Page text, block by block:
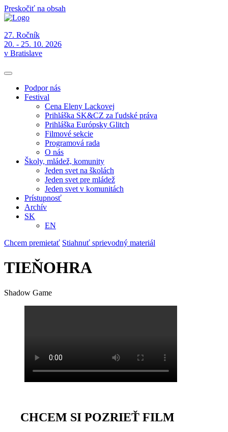
Preskočiť na obsah
27. Ročník
20. - 25. 10. 2026
v Bratislave
Podpor nás
Festival
Cena Eleny Lackovej
Prihláška SK&CZ za ľudské práva
Prihláška Európsky Glitch
Filmové sekcie
Programová rada
O nás
Školy, mládež, komunity
Jeden svet na školách
Jeden svet pre mládež
Jeden svet v komunitách
Prístupnosť
Archív
SK
EN
Chcem premietať Stiahnuť sprievodný materiál
TIEŇOHRA
Shadow Game
CHCEM SI POZRIEŤ FILM